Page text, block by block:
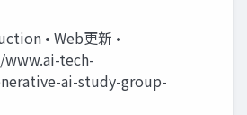
• Web更新 •
tech-
ai-study-group-